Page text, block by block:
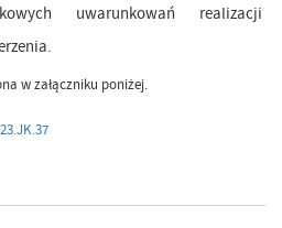
uwarunkowań realizacji
w załączniku poniżej.